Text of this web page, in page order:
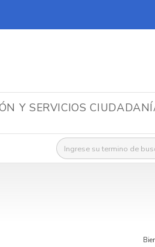
Y SERVICIOS
Buscar: